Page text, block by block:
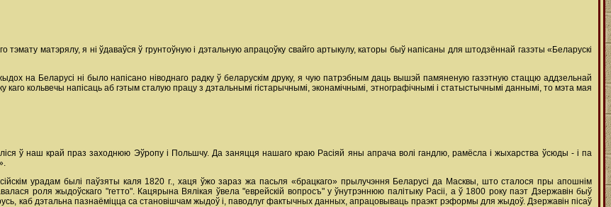
тэмату матэрялу, я ні ўдаваўся ў грунтоўную і дэтальную апрацоўку свайго артыкулу, каторы быў напісаны для штодзённай газэты «Беларускі
на Беларусі ні было напісано ніводнаго радку ў беларускім друку, я чую патрэбным даць вышэй памяненую газэтную стаццю аддзельнай
каго кольвечы напісаць аб гэтым сталую працу з дэтальнымі гістарычнымі, эконамічнымі, этнографічнымі і статыстычнымі даннымі, то мэта мая
ў наш край праз заходнюю Эўропу і Польшчу. Да заняцця нашаго краю Расіяй яны апрача волі гандлю, рамёсла і жыхарства ўсюды - і па
урадам былі паўзяты каля 1820 г., хаця ўжо зараз жа пасьля «брацкаго» прылучэння Беларусі да Масквы, што сталося пры апошнім
роля жыдоўскаго "гетто". Кацярына Вялікая ўвела "еврейскій вопросъ" у ўнутрэннюю палітыку Расіі, а ў 1800 року паэт Дзержавін быў
каб дэтальна пазнаёміцца са становішчам жыдоў і, паводлуг фактычных данных, апрацовываць праэкт рэформы для жыдоў. Дзержавін пісаў